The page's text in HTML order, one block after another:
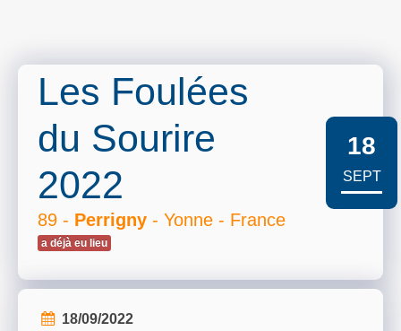
Les Foulées
du Sourire
2022
89 - Perrigny - Yonne - France
a déjà eu lieu
18
SEPT
18/09/2022